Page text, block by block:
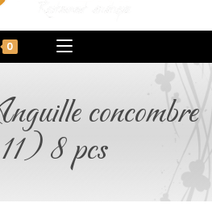
0
concombre
8 pcs